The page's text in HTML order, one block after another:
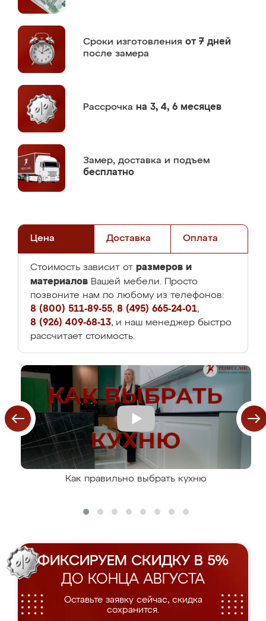
Сроки изготовления от 7 дней
после замера
Рассрочка на 3, 4, 6 месяцев
Замер, доставка и подъем
бесплатно
Цена Доставка Оплата
Стоимость зависит от размеров и
материалов Вашей мебели. Просто
позвоните нам по любому из телефонов:
8 (800) 511-89-55, 8 (495) 665-24-01,
8 (926) 409-68-13, и наш менеджер быстро
рассчитает стоимость.
Как правильно выбрать кухню
ФИКСИРУЕМ СКИДКУ В 5%
ДО КОНЦА АВГУСТА
Оставьте заявку сейчас, скидка
сохранится.